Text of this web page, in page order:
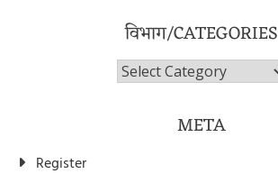
विभाग/CATEGORIES
विभाग/Categories
META
Register